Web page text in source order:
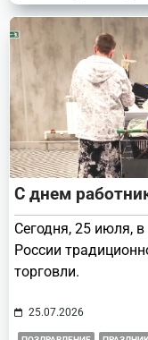
С днем
Сегодня, 25 июля,
России
торговли.
25.07.2026